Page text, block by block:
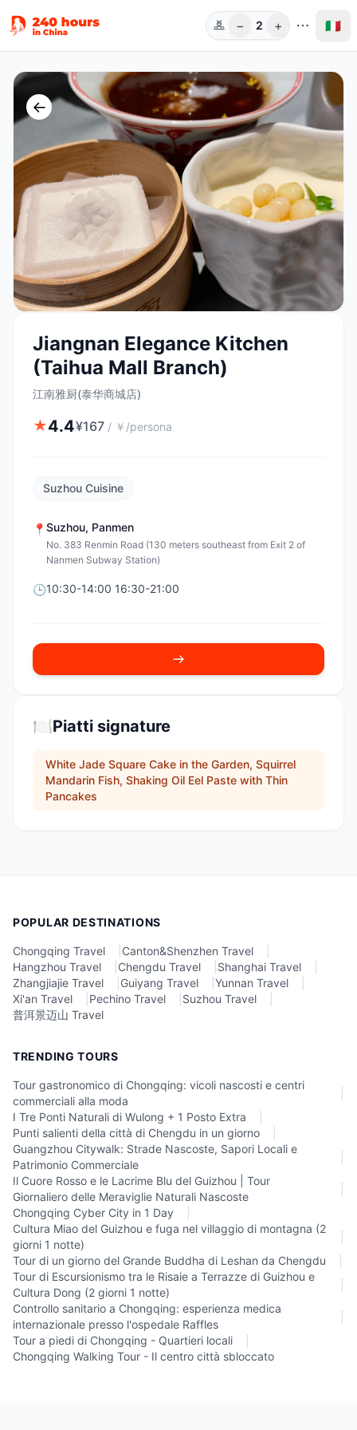
Pers.
− 2 + 🇮🇹
←
Jiangnan Elegance Kitchen
(Taihua Mall Branch)
江南雅厨(泰华商城店)
★4.4¥167 / ￥/persona
Suzhou Cuisine
📍 Suzhou, Panmen
No. 383 Renmin Road (130 meters southeast from Exit 2 of
Nanmen Subway Station)
🕒10:30-14:00 16:30-21:00
🍽️Piatti signature
White Jade Square Cake in the Garden, Squirrel
Mandarin Fish, Shaking Oil Eel Paste with Thin
Pancakes
POPULAR DESTINATIONS
Chongqing Travel Canton&Shenzhen Travel
Hangzhou Travel
Chengdu Travel Shanghai Travel
Zhangjiajie Travel
Guiyang Travel Yunnan Travel
Xi'an Travel
Pechino Travel Suzhou Travel
普洱景迈山 Travel
TRENDING TOURS
Tour gastronomico di Chongqing: vicoli nascosti e centri
commerciali alla moda
I Tre Ponti Naturali di Wulong + 1 Posto Extra
Punti salienti della città di Chengdu in un giorno
Guangzhou Citywalk: Strade Nascoste, Sapori Locali e
Patrimonio Commerciale
Il Cuore Rosso e le Lacrime Blu del Guizhou | Tour
Giornaliero delle Meraviglie Naturali Nascoste
Chongqing Cyber City in 1 Day
Cultura Miao del Guizhou e fuga nel villaggio di montagna (2
giorni 1 notte)
Tour di un giorno del Grande Buddha di Leshan da Chengdu
Tour di Escursionismo tra le Risaie a Terrazze di Guizhou e
Cultura Dong (2 giorni 1 notte)
Controllo sanitario a Chongqing: esperienza medica
internazionale presso l'ospedale Raffles
Tour a piedi di Chongqing - Quartieri locali
Chongqing Walking Tour - Il centro città sbloccato